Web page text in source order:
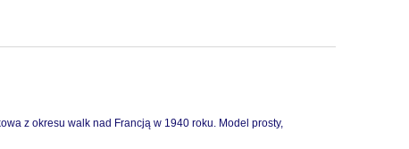
z okresu walk nad Francją w 1940 roku. Model prosty,